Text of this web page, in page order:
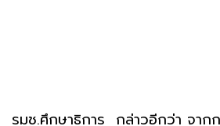
รมช.ศึกษาธิการ กล่าวอีกว่า จาก